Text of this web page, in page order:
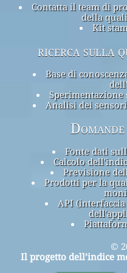
Contatta il team di
della
Kit
ricerca sulla
Base di
Analisi dei
Fonte dati
Calcolo
Previsione
Prodotti per la
API
©
Il progetto dell’indice